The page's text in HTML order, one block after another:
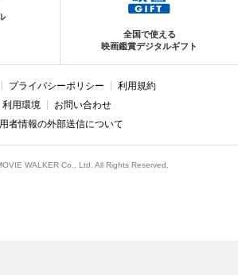
全国で使える
映画鑑賞デジタルギフト
プライバシーポリシー
利用規約
利用環境
お問い合わせ
者情報の外部送信について
WALKER Co., Ltd. All Rights Reserved.